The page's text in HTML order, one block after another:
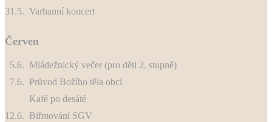
31.5. Varhanní koncert
Červen
5.6. Mládežnický večer (pro děti 2. stupně)
7.6. Průvod Božího těla obcí
Kafé po desáté
12.6. Biřmování SGV